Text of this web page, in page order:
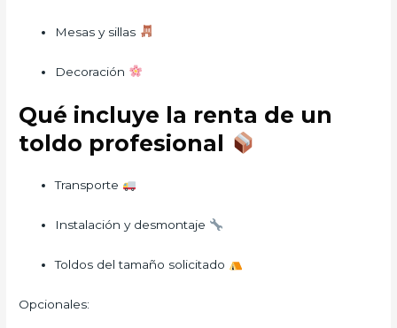
Mesas y sillas
Decoración
Qué incluye la renta de un
toldo profesional
Transporte
Instalación y desmontaje
Toldos del tamaño solicitado
Opcionales: